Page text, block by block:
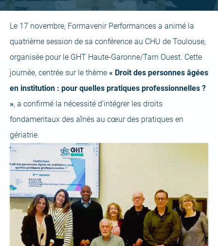
Le 17 novembre, Formavenir Performances a animé la
quatrième session de sa conférence au CHU de Toulouse,
organisée pour le GHT Haute-Garonne/Tarn Ouest. Cette
journée, centrée sur le thème « Droit des personnes âgées
en institution : pour quelles pratiques professionnelles ?
», a confirmé la nécessité d’intégrer les droits
fondamentaux des aînés au cœur des pratiques en
gériatrie.